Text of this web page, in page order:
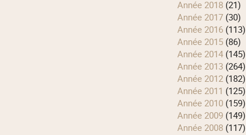
année 2018(21)
année 2017(30)
année 2016(113)
année 2015(86)
année 2014(145)
année 2013(264)
année 2012(182)
année 2011 (125)
année 2010(159)
année 2009(149)
année 2008(117)